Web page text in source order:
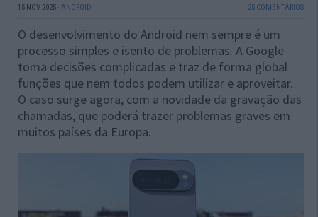
15 NOV 2025 · ANDROID 25 COMENTÁRIOS
O desenvolvimento do Android nem sempre é um
processo simples e isento de problemas. A Google
toma decisões complicadas e traz de forma global
funções que nem todos podem utilizar e aproveitar.
O caso surge agora, com a novidade da gravação das
chamadas, que poderá trazer problemas graves em
muitos países da Europa.